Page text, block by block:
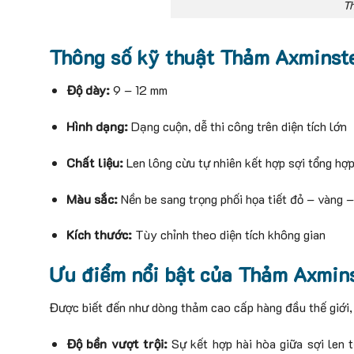
Thông số kỹ thuật Thảm
Độ dày:9 – 12 mm
Hình dạng:Dạng cuộn, dễ thi công trên diện tích lớn
Chất liệu:Len lông cừu tự nhiên kết hợp sợi tổng
Màu sắc:Nền be sang trọng phối họa tiết đỏ – vàng
Kích thước: Tùy chỉnh theo diện tích không gian
Ưu điểm nổi bật của Thảm
Được biết đến như dòng thảm cao cấp hàng đầu thế
Độ bền vượt trội:Sự kết hợp hài hòa giữa sợi len